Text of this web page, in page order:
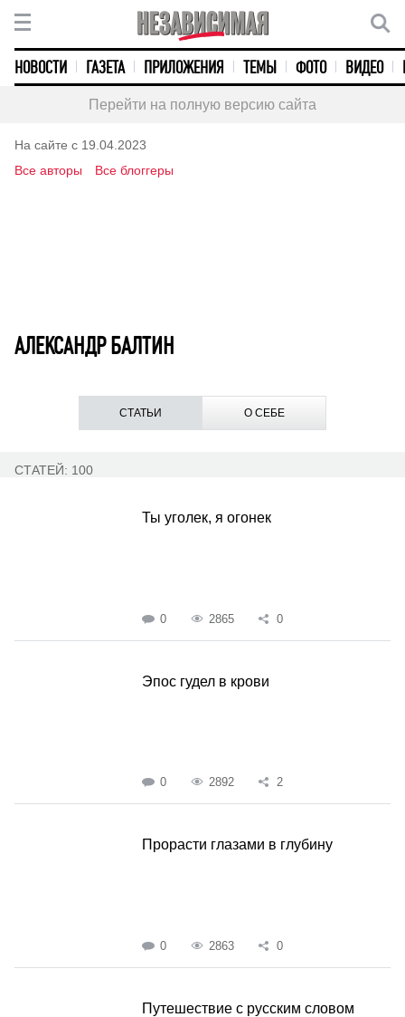
НОВОСТИ ГАЗЕТА ПРИЛОЖЕНИЯ ТЕМЫ ФОТО ВИДЕО
Перейти на полную версию сайта
На сайте с 19.04.2023
Все авторы
Все блоггеры
АЛЕКСАНДР БАЛТИН
СТАТЬИ О СЕБЕ
СТАТЕЙ: 100
Ты уголек, я огонек
0 2865 0
Эпос гудел в крови
0 2892 2
Прорасти глазами в глубину
0 2863 0
Путешествие с русским словом